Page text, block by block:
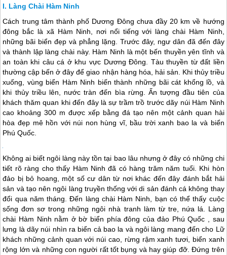
Làng Chài Hàm Ninh
Cách trung tâm thành phố Dương Đông chưa đầy 20 km về hướng
đông bắc là xã Hàm Ninh, nơi nổi tiếng với làng chài Hàm Ninh,
những bãi biển đẹp và phẳng lặng. Trước đây, ngư dân đã đến đây
và thành lập làng chài này. Hàm Ninh là một bến thuyền yên tĩnh và
an toàn khi câu cá ở khu vực Dương Đông. Tàu thuyền từ đất liền
thường cập bến ở đây để giao nhận hàng hóa, hải sản. Khi thủy triều
xuống, vùng biển Hàm Ninh biến thành những bãi cát khổng lồ, và
khi thủy triều lên, nước tràn đến bìa rừng. Ấn tượng đầu tiên của
khách thăm quan khi đến đây là sự trầm trồ trước dãy núi Hàm Ninh
cao khoảng 300 m được xếp bằng đá tạo nên một cảnh quan hài
hòa đẹp mê hồn với núi non hùng vĩ, bầu trời xanh bao la và biển
Phú Quốc.
Không ai biết ngôi làng này tồn tại bao lâu nhưng ở đây có những chi
tiết rõ ràng cho thấy Hàm Ninh đã có hàng trăm năm tuổi. Khi hòn
đảo bị bỏ hoang, một số cư dân từ nơi khác đến đây đánh bắt hải
sản và tạo nên ngôi làng truyền thống với di sản đánh cá không thay
đổi qua năm tháng. Đến làng chài Hàm Ninh, bạn có thể thấy cuộc
sống đơn sơ trong những ngôi nhà tranh làm từ tre, nứa lá. Làng
chài Hàm Ninh nằm ở bờ biển phía đông của đảo Phú Quốc , sau
lưng là dãy núi nhìn ra biển cả bao la và ngôi làng mang đến cho Lữ
khách những cảnh quan với núi cao, rừng rậm xanh tươi, biển xanh
rộng lớn và những con người rất tốt bụng và hay giúp đỡ. Đứng trên